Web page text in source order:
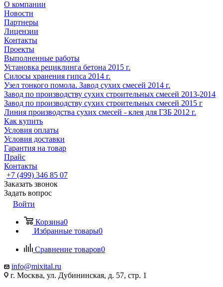
О компании
Новости
Партнеры
Лицензии
Контакты
Проекты
Выполненные работы
Установка рециклинга бетона 2015 г.
Cилосы хранения гипса 2014 г.
Узел тонкого помола. Завод сухих смесей 2014 г.
Завод по производству сухих строительных смесей 2013-2014
Завод по производству сухих строительных смесей 2015 г
Линия производства сухих смесей - клея для ГЗБ 2012 г.
Как купить
Условия оплаты
Условия доставки
Гарантия на товар
Прайс
Контакты
+7 (499) 346 85 07
Заказать звонок
Задать вопрос
Войти
Корзина0
Избранные товары0
Сравнение товаров0
info@mixital.ru
г. Москва, ул. Дубининская, д. 57, стр. 1